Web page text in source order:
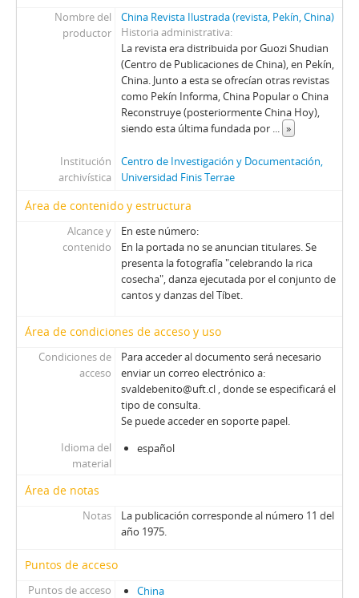
Nombre del
productor
China Revista Ilustrada (revista, Pekín, China)
Historia administrativa
La revista era distribuida por Guozi Shudian
(Centro de Publicaciones de China), en Pekín,
China. Junto a esta se ofrecían otras revistas
como Pekín Informa, China Popular o China
Reconstruye (posteriormente China Hoy),
siendo esta última fundada por ... »
Institución
archivística
Centro de Investigación y Documentación,
Universidad Finis Terrae
Área de contenido y estructura
Alcance y
contenido
En este número:
En la portada no se anuncian titulares. Se
presenta la fotografía "celebrando la rica
cosecha", danza ejecutada por el conjunto de
cantos y danzas del Tíbet.
Área de condiciones de acceso y uso
Condiciones de
acceso
Para acceder al documento será necesario
enviar un correo electrónico a:
svaldebenito@uft.cl , donde se especificará el
tipo de consulta.
Se puede acceder en soporte papel.
Idioma del
material
español
Área de notas
Notas
La publicación corresponde al número 11 del
año 1975.
Puntos de acceso
Puntos de acceso China